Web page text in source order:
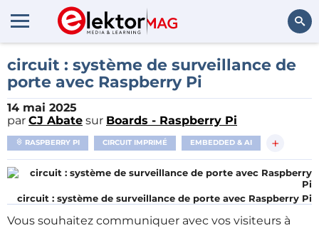
Rechercher
circuit : système de surveillance de
porte avec Raspberry Pi
14 mai 2025
par CJ Abate sur Boards - Raspberry Pi
RASPBERRY PI CIRCUIT IMPRIMÉ EMBEDDED & AI +
circuit : système de surveillance de porte avec Raspberry Pi
Vous souhaitez communiquer avec vos visiteurs à